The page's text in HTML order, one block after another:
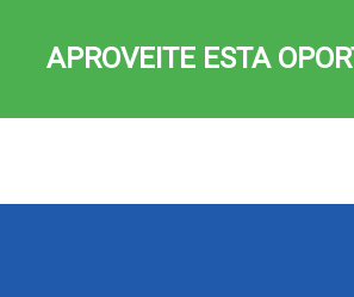
APROVEITE ESTA